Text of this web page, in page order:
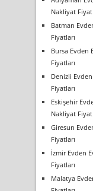
Nakliyat
Batman
Fiyatları
Bursa Evden
Fiyatları
Denizli
Fiyatları
Eskişehir
Nakliyat
Giresun
Fiyatları
İzmir Evden
Fiyatları
Malatya